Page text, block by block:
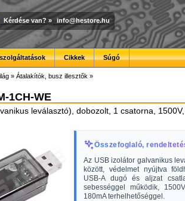
Kérdése van? » info@hestore.hu
Cikkek Súgó
» Átalakítók, busz illesztők »
1CH-WE
leválasztó), dobozolt, 1 csatorna,
Összefoglaló,
Az USB izolátor galvanikus
között, védelmet nyújtva
USB-A dugó és aljzat
sebességgel működik,
180mA terhelhetőséggel.